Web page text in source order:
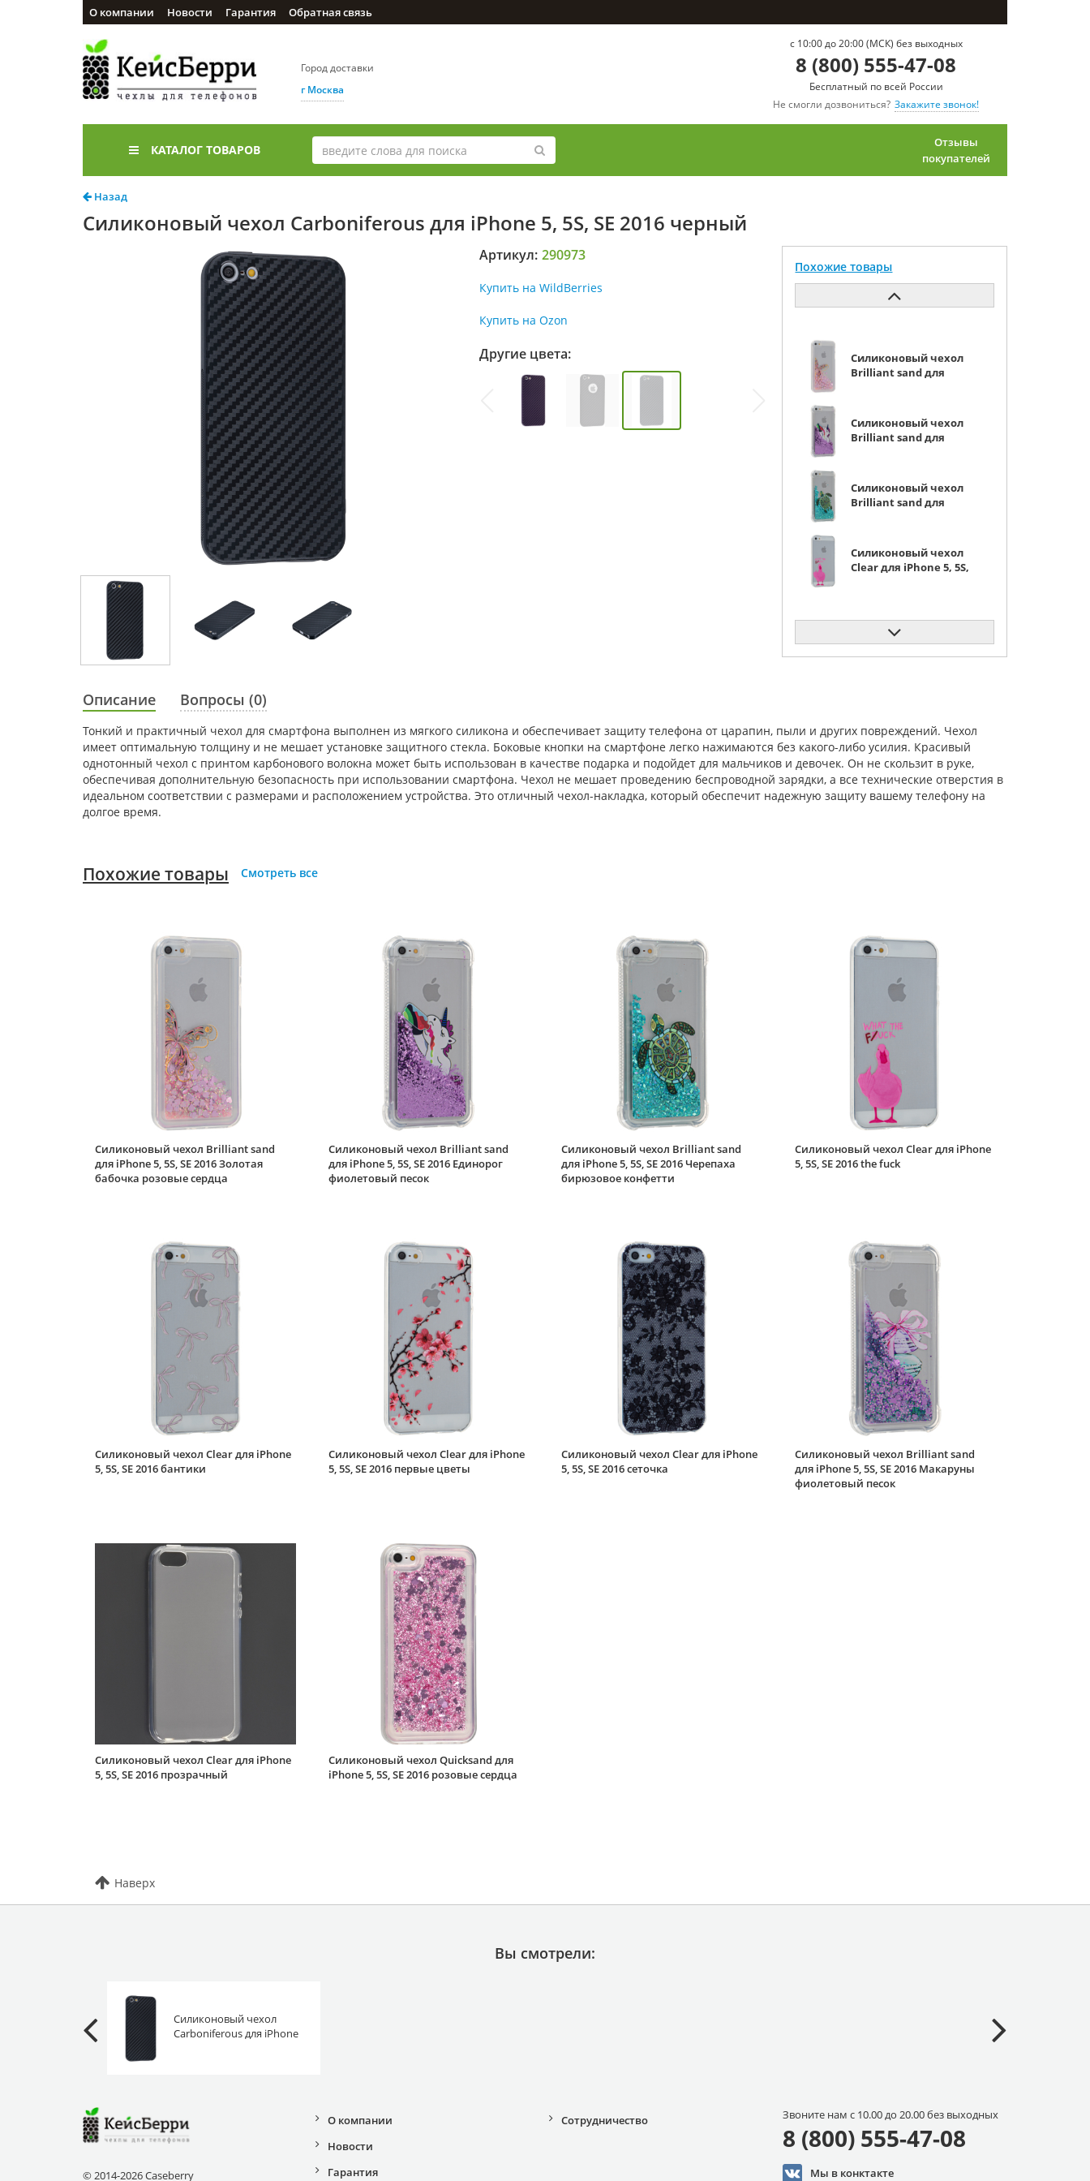
О компании Новости Гарантия Обратная связь
Город доставки
г Москва
c 10:00 до 20:00 (МСК) без выходных
8 (800) 555-47-08
Бесплатный по всей России
Не смогли дозвониться? Закажите звонок!
КАТАЛОГ ТОВАРОВ
Отзывы
покупателей
Назад
Силиконовый чехол Carboniferous для iPhone 5, 5S, SE 2016 черный
Артикул: 290973
Купить на WildBerries
Купить на Ozon
Другие цвета:
Похожие товары
Силиконовый чехол
Brilliant sand для
розовые сердца
Силиконовый чехол
Brilliant sand для
фиолетовый песок
Силиконовый чехол
Brilliant sand для
Силиконовый чехол
Clear для iPhone 5, 5S,
Силиконовый чехол
Clear для iPhone 5, 5S,
SE 2016 бантики
Силиконовый чехол
Clear для iPhone 5, 5S,
SE 2016 сеточка
Силиконовый чехол
Quicksand для iPhone
сердца
Силиконовый чехол
Brilliant sand для
iPhone 5, 5S, SE 2016
Волшебный
единорог
фиолетовый песок
Силиконовый чехол
Carboniferous для
iPhone 5, 5S, SE 2016
фиолетовый
Brilliant sand для
iPhone 5, 5S, SE 2016
Весёлые коты
Силиконовый чехол
Brilliant sand для
iPhone 5, 5S, SE 2016
Волшебный кот
Описание Вопросы (0)
Тонкий и практичный чехол для смартфона выполнен из мягкого силикона и обеспечивает защиту телефона от царапин, пыли и других повреждений. Чехол
имеет оптимальную толщину и не мешает установке защитного стекла. Боковые кнопки на смартфоне легко нажимаются без какого-либо усилия. Красивый
однотонный чехол с принтом карбонового волокна может быть использован в качестве подарка и подойдет для мальчиков и девочек. Он не скользит в руке,
обеспечивая дополнительную безопасность при использовании смартфона. Чехол не мешает проведению беспроводной зарядки, а все технические отверстия в
идеальном соответствии с размерами и расположением устройства. Это отличный чехол-накладка, который обеспечит надежную защиту вашему телефону на
долгое время.
Похожие товары Смотреть все
Силиконовый чехол Brilliant sand
для iPhone 5, 5S, SE 2016 Золотая
бабочка розовые сердца
Силиконовый чехол Brilliant sand
для iPhone 5, 5S, SE 2016 Единорог
фиолетовый песок
Силиконовый чехол Brilliant sand
для iPhone 5, 5S, SE 2016 Черепаха
бирюзовое конфетти
Силиконовый чехол Clear для iPhone
5, 5S, SE 2016 the fuck
Силиконовый чехол Clear для iPhone
5, 5S, SE 2016 бантики
Силиконовый чехол Clear для iPhone
5, 5S, SE 2016 первые цветы
Силиконовый чехол Clear для iPhone
5, 5S, SE 2016 сеточка
Силиконовый чехол Brilliant sand
для iPhone 5, 5S, SE 2016 Макаруны
фиолетовый песок
Силиконовый чехол Clear для iPhone
5, 5S, SE 2016 прозрачный
Силиконовый чехол Quicksand для
iPhone 5, 5S, SE 2016 розовые сердца
Наверх
Вы смотрели:
Силиконовый чехол
Carboniferous для iPhone
© 2014-2026 Caseberry
О компании
Новости
Гарантия
Сотрудничество Звоните нам с 10.00 до 20.00 без выходных
8 (800) 555-47-08
Мы в конктакте